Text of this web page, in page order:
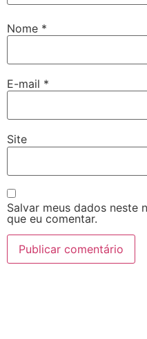
Nome *
E-mail *
Site
Salvar meus dados neste
que eu comentar.